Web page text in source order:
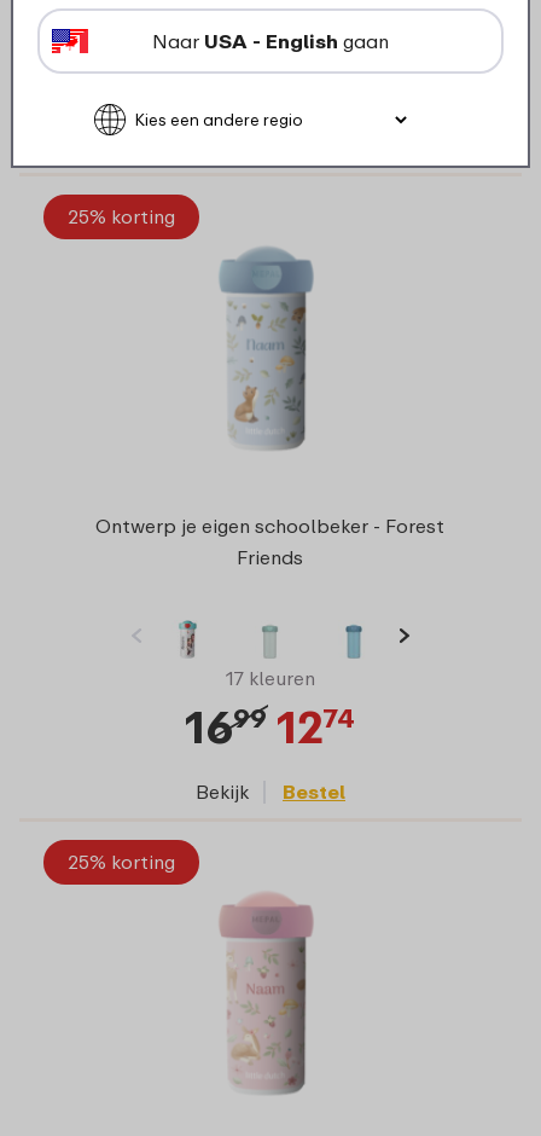
37 kleuren
1499
25% korting
Ontwerp je eigen schoolbeker - Forest
Friends
17 kleuren
1699 1274
Bekijk Bestel
25% korting
Naar USA - English gaan